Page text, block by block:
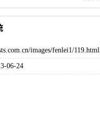
images/fenlei1/119.html
06-24